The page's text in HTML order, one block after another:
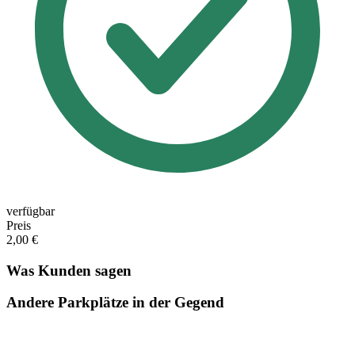
verfügbar
Preis
2,00 €
Was Kunden sagen
Andere Parkplätze in der Gegend